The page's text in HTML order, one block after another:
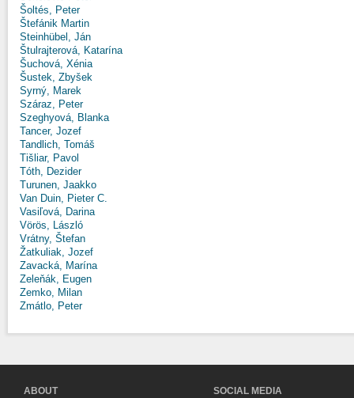
Šoltés, Peter
Štefánik Martin
Steinhübel, Ján
Štulrajterová, Katarína
Šuchová, Xénia
Šustek, Zbyšek
Syrný, Marek
Száraz, Peter
Szeghyová, Blanka
Tancer, Jozef
Tandlich, Tomáš
Tišliar, Pavol
Tóth, Dezider
Turunen, Jaakko
Van Duin, Pieter C.
Vasiľová, Darina
Vörös, László
Vrátny, Štefan
Žatkuliak, Jozef
Zavacká, Marína
Zeleňák, Eugen
Zemko, Milan
Zmátlo, Peter
ABOUT SOCIAL MEDIA